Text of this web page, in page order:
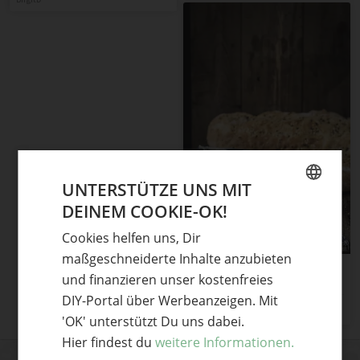
Fladenbrot mit Weizen-
Ruchmehl & Kürbis-Hummus
[Birgit D]
UNTERSTÜTZE UNS MIT
DEINEM COOKIE-OK!
Cookies helfen uns, Dir
maßgeschneiderte Inhalte anzubieten
und finanzieren unser kostenfreies
DIY-Portal über Werbeanzeigen. Mit
'OK' unterstützt Du uns dabei.
Hier findest du weitere Informationen.